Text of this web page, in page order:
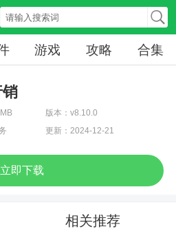
游戏 攻略 合集
版本：v8.10.0
更新：2024-12-21
立即下载
相关推荐